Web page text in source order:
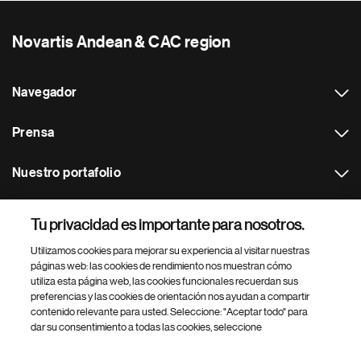
Novartis Andean & CAC region
Navegador
Prensa
Nuestro portafolio
Footer Site Search
Tu privacidad es importante para nosotros.
Utilizamos cookies para mejorar su experiencia al visitar nuestras
páginas web: las cookies de rendimiento nos muestran cómo
utiliza esta página web, las cookies funcionales recuerdan sus
preferencias y las cookies de orientación nos ayudan a compartir
contenido relevante para usted. Seleccione: "Aceptar todo" para
dar su consentimiento a todas las cookies, seleccione